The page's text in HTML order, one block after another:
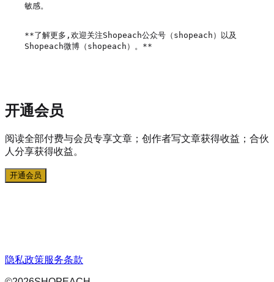
敏感。
**了解更多,欢迎关注Shopeach公众号（shopeach）以及
Shopeach微博（shopeach）。**
开通会员
阅读全部付费与会员专享文章；创作者写文章获得收益；合伙
人分享获得收益。
开通会员
隐私政策服务条款